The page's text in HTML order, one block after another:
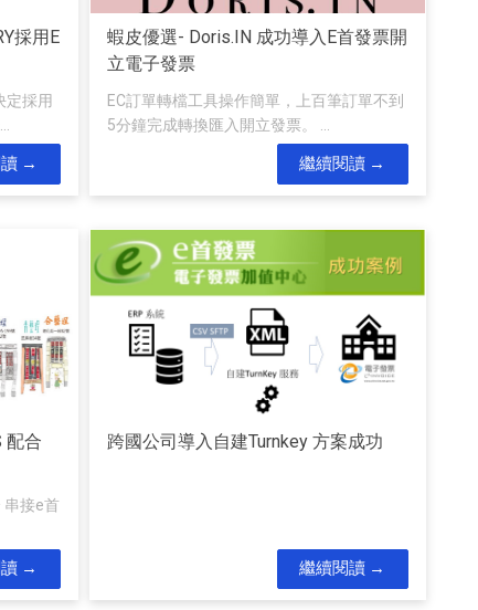
採用E
定採用
蝦皮優選- Doris.IN 成功導入E首發票開
立電子發票
EC訂單轉檔工具操作簡單，上百筆訂單不到
5分鐘完成轉換匯入開立發票。 ...
繼續閱讀
配合
串接e首
跨國公司導入自建Turnkey 方案成功
繼續閱讀